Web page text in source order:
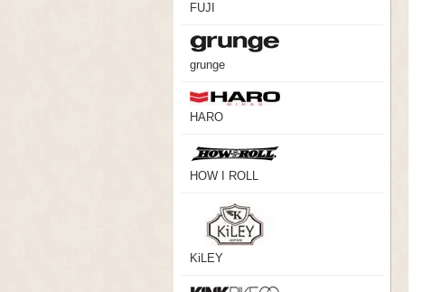
FUJI
grunge
HARO
HOW I ROLL
KiLEY